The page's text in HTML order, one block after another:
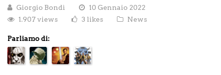
Giorgio Bondì
10 Gennaio 2022
1.907 views
3 likes News
Parliamo di: